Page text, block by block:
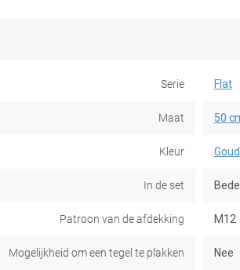
Serie Flat
Maat 50
Kleur Goud
In de set
Patroon van de afdekking M12
Mogelijkheid om een tegel te plakken Nee